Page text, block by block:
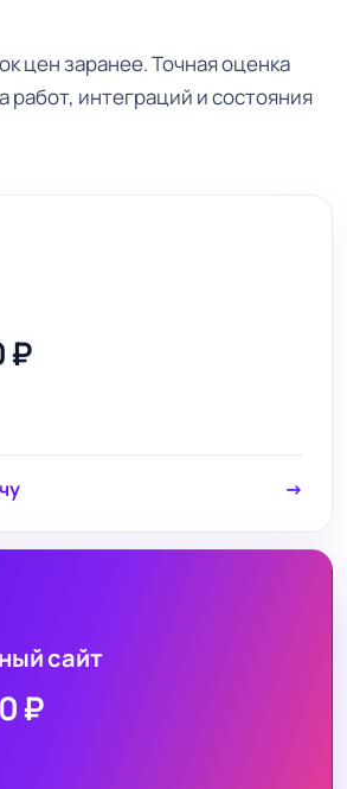
цен заранее. Точная оценка
работ, интеграций и состояния
₽
→
сайт
₽